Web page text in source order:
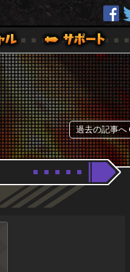
過去の記事へ